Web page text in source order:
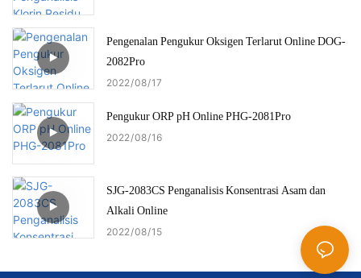
Pengenalan Pengukur Oksigen Terlarut Online DOG-
2082Pro
2022 08 17
Pengukur ORP pH Online PHG-2081Pro
2022 08 16
SJG-2083CS Penganalisis Konsentrasi Asam dan
Alkali Online
2022 08 15